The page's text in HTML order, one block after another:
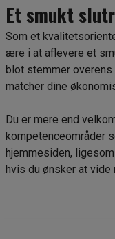
Et smukt
Som et
ære i at aflevere et
blot stemmer overens
matcher dine
Du er mere end
kompetenceområder
hjemmesiden,
hvis du ønsker at vide